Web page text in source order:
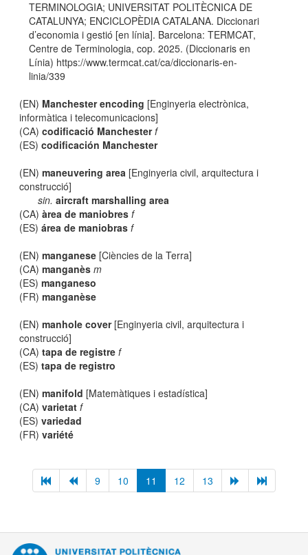
TERMINOLOGIA; UNIVERSITAT POLITÈCNICA DE
CATALUNYA; ENCICLOPÈDIA CATALANA. Diccionari
d’economia i gestió [en línia]. Barcelona: TERMCAT,
Centre de Terminologia, cop. 2025. (Diccionaris en
Línia) https://www.termcat.cat/ca/diccionaris-en-
linia/339
(EN) Manchester encoding [Enginyeria electrònica,
informàtica i telecomunicacions]
(CA)codificació Manchester f
(ES)codificación Manchester
(EN)maneuvering area [Enginyeria civil, arquitectura i
construcció]
sin. aircraft marshalling area
(CA)àrea de maniobres f
(ES)área de maniobras f
(EN)manganese [Ciències de la Terra]
(CA)manganès m
(ES)manganeso
(FR)manganèse
(EN)manhole cover[Enginyeria civil, arquitectura i
construcció]
(CA)tapa de registre f
(ES)tapa de registro
(EN)manifold [Matemàtiques i estadística]
(CA)varietat f
(ES)variedad
(FR)variété
9 10 11 12 13